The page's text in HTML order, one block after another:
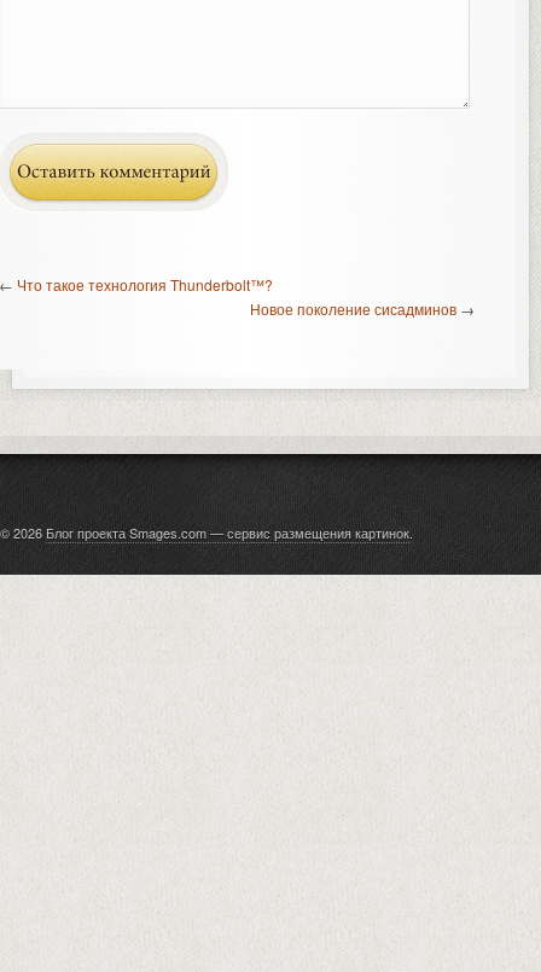
Что такое технология Thunderbolt™?
Новое поколение сисадминов →
© 2026 Блог проекта Smages.com — сервис размещения картинок.